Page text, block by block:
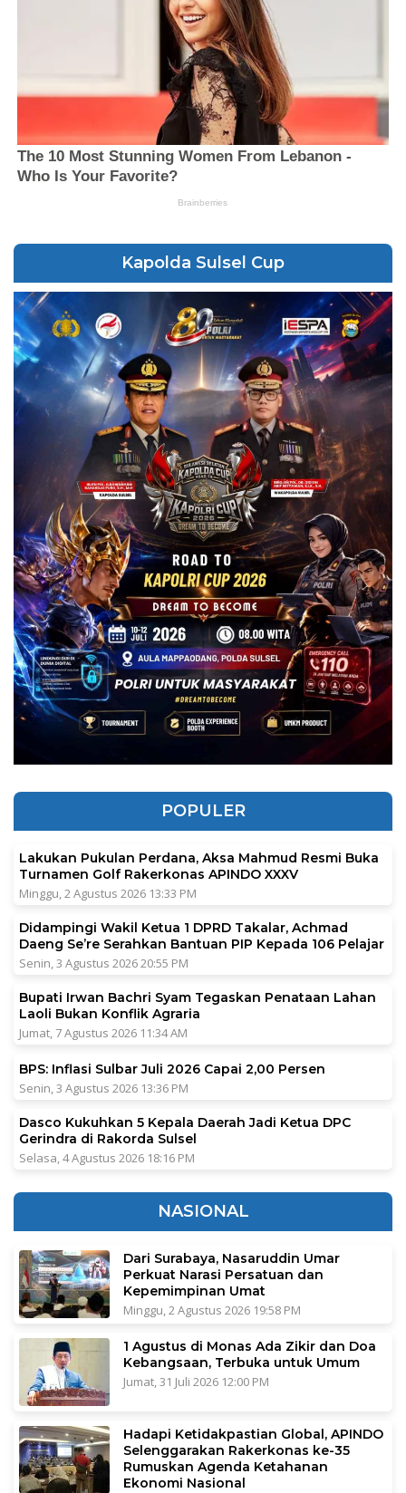
Kapolda Sulsel Cup
POPULER
Lakukan Pukulan Perdana, Aksa Mahmud Resmi Buka
Turnamen Golf Rakerkonas APINDO XXXV
Minggu, 2 Agustus 2026 13:33 PM
Didampingi Wakil Ketua 1 DPRD Takalar, Achmad
Daeng Se’re Serahkan Bantuan PIP Kepada 106 Pelajar
Senin, 3 Agustus 2026 20:55 PM
Bupati Irwan Bachri Syam Tegaskan Penataan Lahan
Laoli Bukan Konflik Agraria
Jumat, 7 Agustus 2026 11:34 AM
BPS: Inflasi Sulbar Juli 2026 Capai 2,00 Persen
Senin, 3 Agustus 2026 13:36 PM
Dasco Kukuhkan 5 Kepala Daerah Jadi Ketua DPC
Gerindra di Rakorda Sulsel
Selasa, 4 Agustus 2026 18:16 PM
NASIONAL
Dari Surabaya, Nasaruddin Umar
Perkuat Narasi Persatuan dan
Kepemimpinan Umat
Minggu, 2 Agustus 2026 19:58 PM
1 Agustus di Monas Ada Zikir dan Doa
Kebangsaan, Terbuka untuk Umum
Jumat, 31 Juli 2026 12:00 PM
Hadapi Ketidakpastian Global, APINDO
Selenggarakan Rakerkonas ke-35
Rumuskan Agenda Ketahanan
Ekonomi Nasional